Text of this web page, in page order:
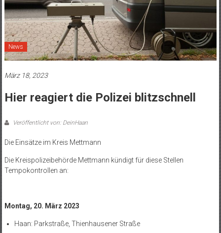
News
März 18, 2023
Hier reagiert die Polizei blitzschnell
Veröffentlicht von: DeinHaan
Die Einsätze im Kreis Mettmann
Die Kreispolizeibehörde Mettmann kündigt für diese Stellen
Tempokontrollen an:
Montag, 20. März 2023
Haan: Parkstraße, Thienhausener Straße